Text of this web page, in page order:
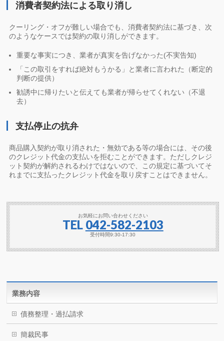
消費者契約法による取り消し
クーリング・オフが難しい場合でも、消費者契約法に基づき、次
のようなケースでは契約の取り消しができます。
重要な事実につき、業者が真実を告げなかった(不実告知)
「この取引をすれば絶対もうかる」と業者に言われた（断定的
判断の提供）
勧誘中に帰りたいと伝えても業者が帰らせてくれない（不退
去）
支払停止の抗弁
商品購入契約が取り消された・無効である等の場合には、その後
のクレジット代金の支払いを拒むことができます。ただしクレジ
ット契約が解約されるわけではないので、この規定に基づいてそ
れまでに支払ったクレジット代金を取り戻すことはできません。
お気軽にお問い合わせください
TEL 042-582-2103
受付時間9:30-17:30
業務内容
債務整理・過払請求
簡裁民事